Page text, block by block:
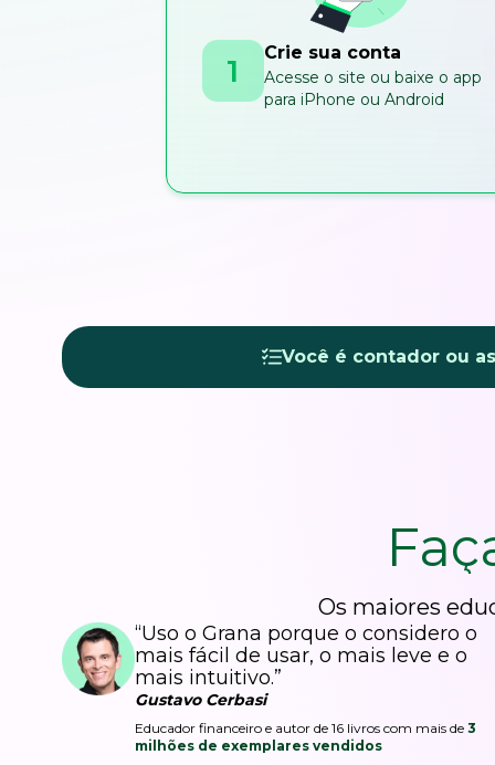
1 Crie sua conta
Acesse o site ou baixe o app
para iPhone ou Android
Você é contador ou
Os maiores
“Uso o Grana porque o considero o
mais fácil de usar, o mais leve e o
mais intuitivo.”
Gustavo Cerbasi
Educador financeiro e autor de 16 livros com mais de 3
milhões de exemplares vendidos